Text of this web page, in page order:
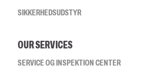
SIKKERHEDSUDSTYR
OUR SERVICES
SERVICE OG INSPEKTION CENTER